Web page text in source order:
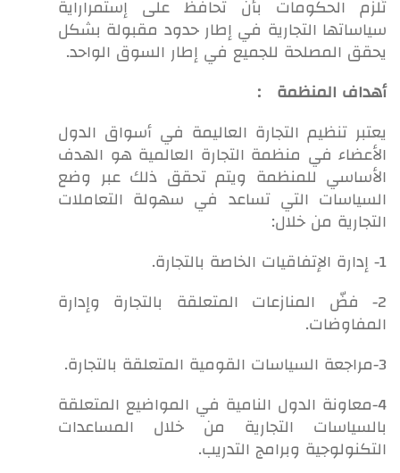
تُلزم الحكومات بأن تحافظ على إستمراراية
سياساتها التجارية في إطار حدود مقبولة بشكل
يحقق المصلحة للجميع في إطار السوق الواحد.
أهداف المنظمة :
يعتبر تنظيم التجارة العاليمة في أسواق الدول
الأعضاء في منظمة التجارة العالمية هو الهدف
الأساسي للمنظمة ويتم تحقق ذلك عبر وضع
السياسات التي تساعد في سهولة التعاملات
التجارية من خلال:
1- إدارة الإتفاقيات الخاصة بالتجارة.
2- فضّ المنازعات المتعلقة بالتجارة وإدارة
المفاوضات.
3-مراجعة السياسات القومية المتعلقة بالتجارة.
4-معاونة الدول النامية في المواضيع المتعلقة
بالسياسات التجارية من خلال المساعدات
التكنولوجية وبرامج التدريب.